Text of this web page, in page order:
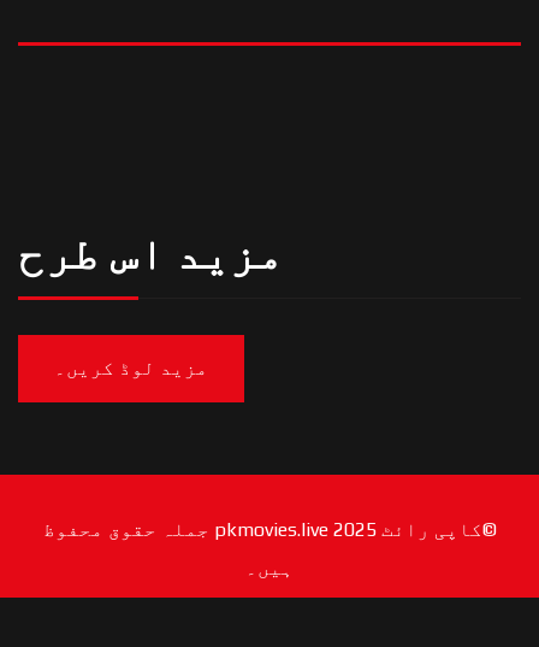
مزید اس طرح
مزید لوڈ کریں۔
©کاپی رائٹ 2025 pkmovies.live جملہ حقوق محفوظ
ہیں۔